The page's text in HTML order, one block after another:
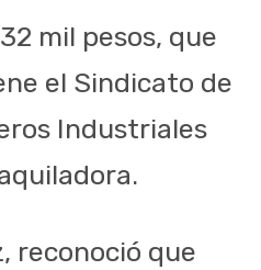
mil pesos, que
el Sindicato de
Industriales
reconoció que